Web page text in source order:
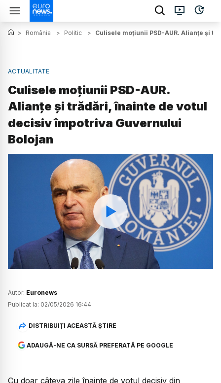
> România > Politic > Culisele moțiunii PSD-AUR. Alianțe și
ACTUALITATE
Culisele moțiunii PSD-AUR.
Alianțe și trădări, înainte de votul
decisiv împotriva Guvernului
Bolojan
Watch
Autor: Euronews
Publicat la: 02/05/2026 16:44
DISTRIBUIȚI ACEASTĂ ȘTIRE
ADAUGĂ-NE CA SURSĂ PREFERATĂ PE GOOGLE
Cu doar câteva zile înainte de votul decisiv din